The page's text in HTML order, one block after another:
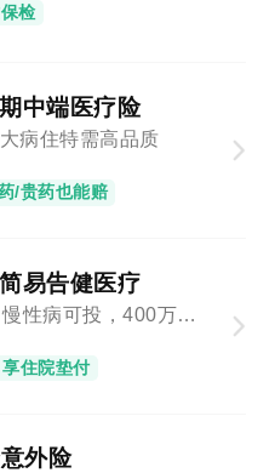
检
中端医疗险
病住特需高品质
/贵药也能赔
易告健医疗
特定亚健康、慢性病可投，400万保障总额
享住院垫付
外险